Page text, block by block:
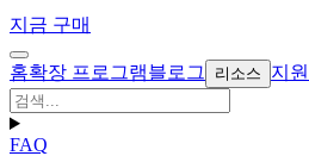
지금 구매
홈확장 프로그램블로그 리소스 지원
FAQ